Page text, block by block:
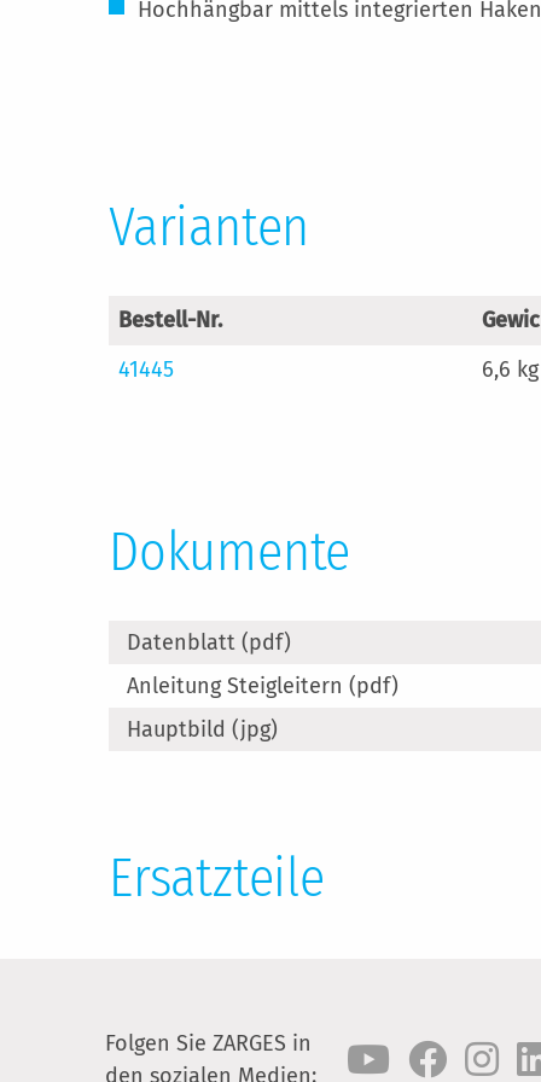
Hochhängbar mittels integrierten
Varianten
Bestell-Nr.
41445
6,6 kg
Dokumente
Datenblatt (pdf)
Anleitung Steigleitern (pdf)
Hauptbild (jpg)
Ersatzteile
Folgen Sie ZARGES in
den sozialen Medien: